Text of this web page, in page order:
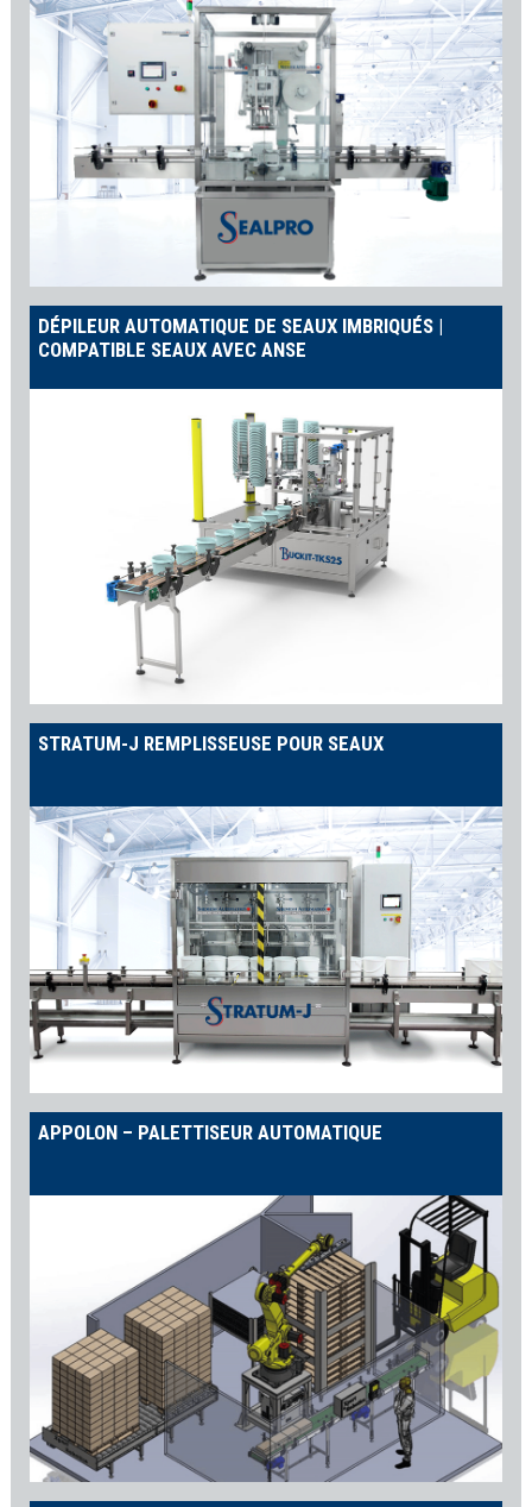
DÉPILEUR AUTOMATIQUE DE SEAUX IMBRIQUÉS |
COMPATIBLE SEAUX AVEC ANSE
STRATUM-J REMPLISSEUSE POUR SEAUX
APPOLON – PALETTISEUR AUTOMATIQUE